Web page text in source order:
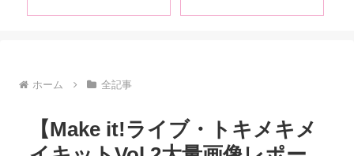
ホーム 全記事
【Make it!ライブ・トキメキメ